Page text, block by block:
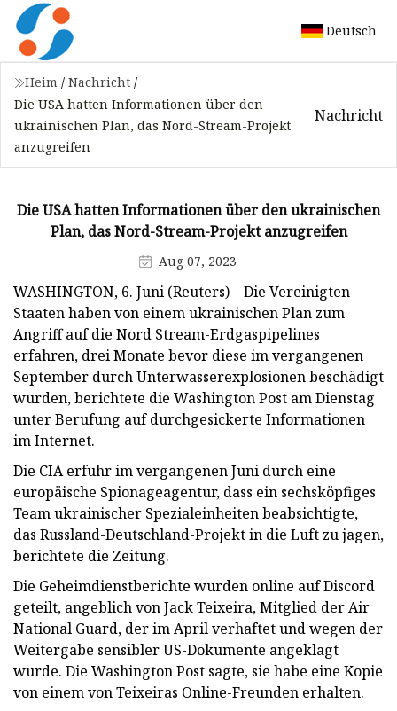
Deutsch
Heim / Nachricht /
Die USA hatten Informationen über den
ukrainischen Plan, das Nord-Stream-Projekt
anzugreifen
Nachricht
Die USA hatten Informationen über den ukrainischen
Plan, das Nord-Stream-Projekt anzugreifen
Aug 07, 2023
WASHINGTON, 6. Juni (Reuters) – Die Vereinigten
Staaten haben von einem ukrainischen Plan zum
Angriff auf die Nord Stream-Erdgaspipelines
erfahren, drei Monate bevor diese im vergangenen
September durch Unterwasserexplosionen beschädigt
wurden, berichtete die Washington Post am Dienstag
unter Berufung auf durchgesickerte Informationen
im Internet.
Die CIA erfuhr im vergangenen Juni durch eine
europäische Spionageagentur, dass ein sechsköpfiges
Team ukrainischer Spezialeinheiten beabsichtigte,
das Russland-Deutschland-Projekt in die Luft zu jagen,
berichtete die Zeitung.
Die Geheimdienstberichte wurden online auf Discord
geteilt, angeblich von Jack Teixeira, Mitglied der Air
National Guard, der im April verhaftet und wegen der
Weitergabe sensibler US-Dokumente angeklagt
wurde. Die Washington Post sagte, sie habe eine Kopie
von einem von Teixeiras Online-Freunden erhalten.